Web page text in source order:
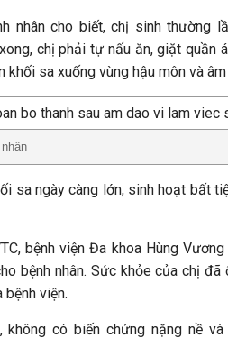
nhân cho biết, chị sinh thường
chị phải tự nấu ăn, giặt quần
khối sa xuống vùng hậu môn và
sa ngày càng lớn, sinh hoạt bất
bệnh viện Đa khoa Hùng
bệnh nhân. Sức khỏe của chị
viện.
không có biến chứng nặng nề